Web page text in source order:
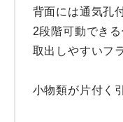
背面には通気孔
2段階可動でき
取出しやすいフ
小物類が片付く